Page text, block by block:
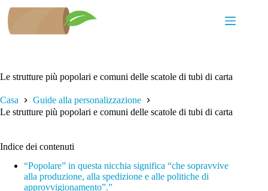
contenuto
Le strutture più popolari e comuni delle scatole di tubi di carta
Casa
Guide alla personalizzazione
Le strutture più popolari e comuni delle scatole di tubi di carta
Indice dei contenuti
“Popolare” in questa nicchia significa “che sopravvive
alla produzione, alla spedizione e alle politiche di
approvvigionamento”.”